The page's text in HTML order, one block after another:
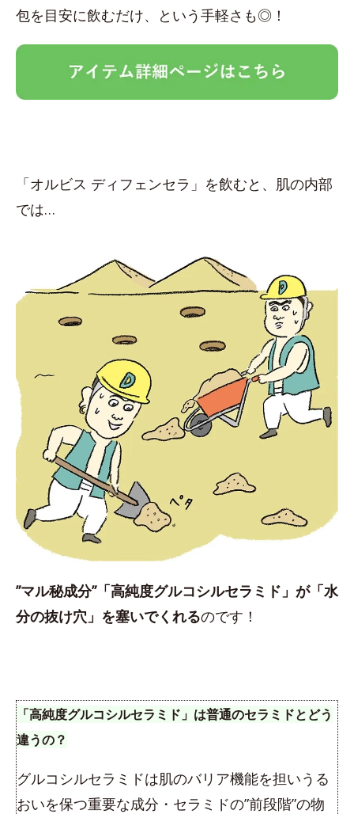
包を目安に飲むだけ、という手軽さも◎！
「オルビス ディフェンセラ」を飲むと、肌の内部
では…
”マル秘成分”「高純度グルコシルセラミド」が「水
分の抜け穴」を塞いでくれるのです！
「高純度グルコシルセラミド」は普通のセラミドとどう
違うの？
グルコシルセラミドは肌のバリア機能を担いうる
おいを保つ重要な成分・セラミドの”前段階”の物